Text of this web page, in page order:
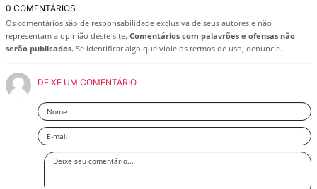
0 COMENTÁRIOS
Os comentários são de responsabilidade exclusiva de seus autores e não
representam a opinião deste site. Comentários com palavrões e ofensas não
serão publicados. Se identificar algo que viole os termos de uso, denuncie.
DEIXE UM COMENTÁRIO
Nome
Email
Deixe